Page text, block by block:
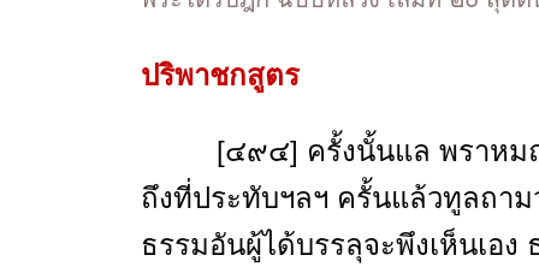
ปริพาชกสูตร
[๔๙๔] ครั้งนั้นแล พราหมณ์ป
ถึงที่ประทับฯลฯ ครั้นแล้วทูลถา
ธรรมอันผู้ได้บรรลุจะพึงเห็นเอง